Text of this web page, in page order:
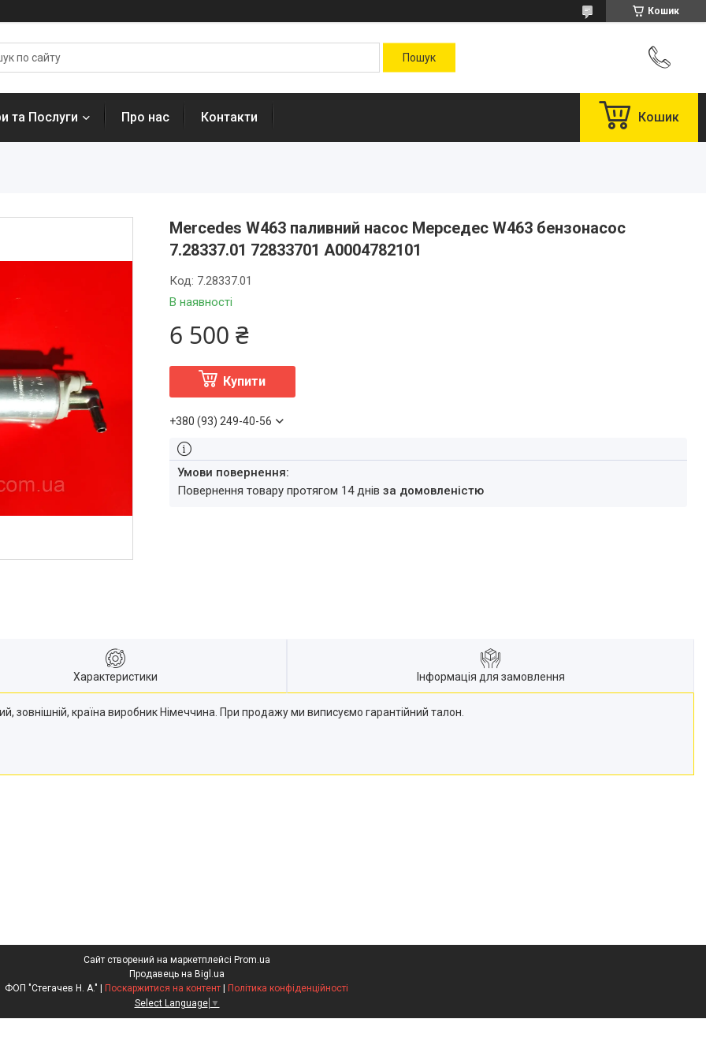
Кошик
та Послуги Про нас Контакти Кошик
Mercedes W463 паливний насос Мерседес W463 бензонасос
7.28337.01 72833701 A0004782101
В наявності
Код: 7.28337.01
6 500 ₴
Купити
+380 (93) 249-40-56
повернення товару протягом 14 днів за домовленістю
Характеристики Інформація для замовлення
зовнішній, країна виробник Німеччина. При продажу ми виписуємо гарантійний талон.
Сайт створений на маркетплейсі Prom.ua
Продавець на Bigl.ua
Поскаржитися на контент
Політика конфіденційності
Select Language ▼